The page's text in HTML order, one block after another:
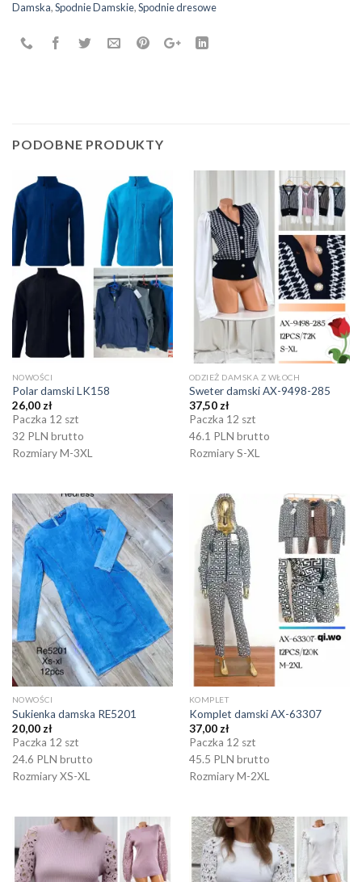
Damska,Spodnie Damskie,Spodnie dresowe
PODOBNE PRODUKTY
NOWOŚCI
Polar damski LK158
26,00zł
Paczka 12 szt
32 PLN brutto
Rozmiary M-3XL
ODZIEŻ DAMSKA Z WŁOCH
Sweter damski AX-9498-285
37,50zł
Paczka 12 szt
46.1 PLN brutto
Rozmiary S-XL
NOWOŚCI
Sukienka damska RE5201
20,00 zł
Paczka 12 szt
24.6 PLN brutto
Rozmiary XS-XL
KOMPLET
Komplet damski AX-63307
37,00 zł
Paczka 12 szt
45.5 PLN brutto
Rozmiary M-2XL